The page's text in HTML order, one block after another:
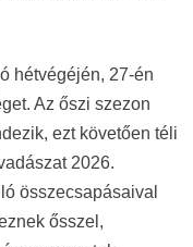
hétvégéjén, 27-én
Az őszi szezon
ezt követően téli
2026.
összecsapásaival
ősszel,